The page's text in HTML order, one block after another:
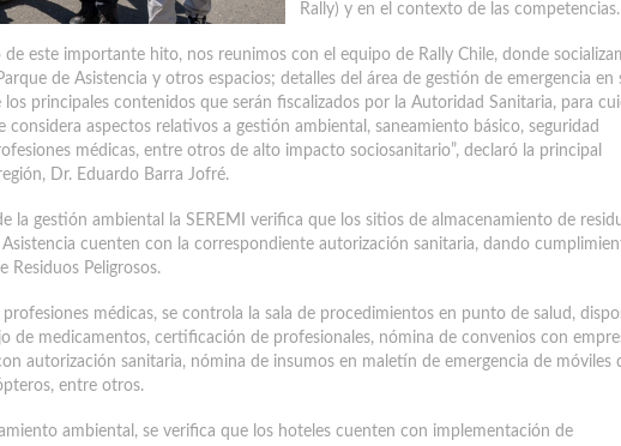
Rally) y en el contexto de las competencias.
de este importante hito, nos reunimos con el equipo de Rally Chile, donde
de Asistencia y otros espacios; detalles del área de gestión de emergencia en
principales contenidos que serán fiscalizados por la Autoridad Sanitaria, para
considera aspectos relativos a gestión ambiental, saneamiento básico, seguridad
médicas, entre otros de alto impacto sociosanitario”, declaró la principal
Dr. Eduardo Barra Jofré.
la gestión ambiental la SEREMI verifica que los sitios de almacenamiento de
Asistencia cuenten con la correspondiente autorización sanitaria, dando
Residuos Peligrosos.
médicas, se controla la sala de procedimientos en punto de salud,
de medicamentos, certificación de profesionales, nómina de convenios con
autorización sanitaria, nómina de insumos en maletín de emergencia de móviles
entre otros.
ambiental, se verifica que los hoteles cuenten con implementación de